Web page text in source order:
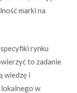
marki na
rynku
to zadanie
wiedzę i
w